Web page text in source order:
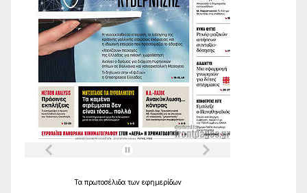
Τα πρωτοσέλιδα των εφημερίδων